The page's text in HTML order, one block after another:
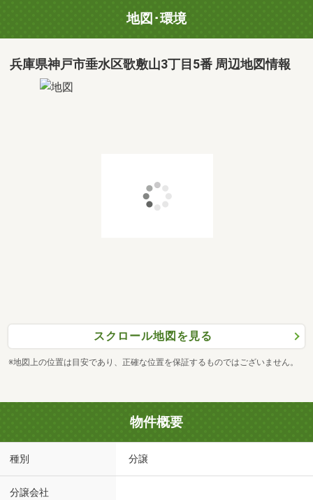
地図･環境
兵庫県神戸市垂水区歌敷山3丁目5番 周辺地図情報
スクロール地図を見る
※地図上の位置は目安であり、正確な位置を保証するものではございません。
物件概要
種別 分譲
分譲会社